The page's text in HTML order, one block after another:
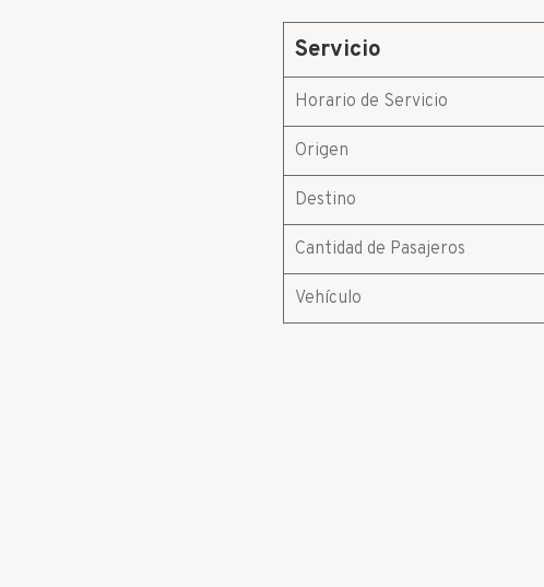
Servicio
Horario de Servicio
Origen
Destino
Cantidad de Pasajeros
Vehículo